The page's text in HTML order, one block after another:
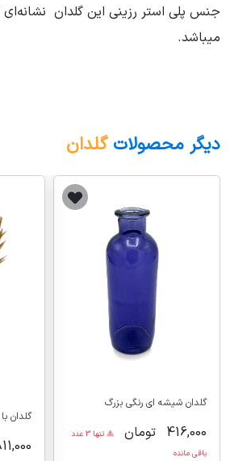
جنس پلی استر رزینی این گلدان
میباشد.
دیگر محصولاتگلدان
گلدان شیشه ای رنگی بزرگ
416,000 تومان
تنها 3 عدد
باقی مانده
گلدان